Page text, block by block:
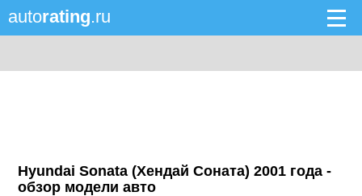
autorating.ru
Hyundai Sonata (Хендай Соната) 2001 года -
обзор модели авто